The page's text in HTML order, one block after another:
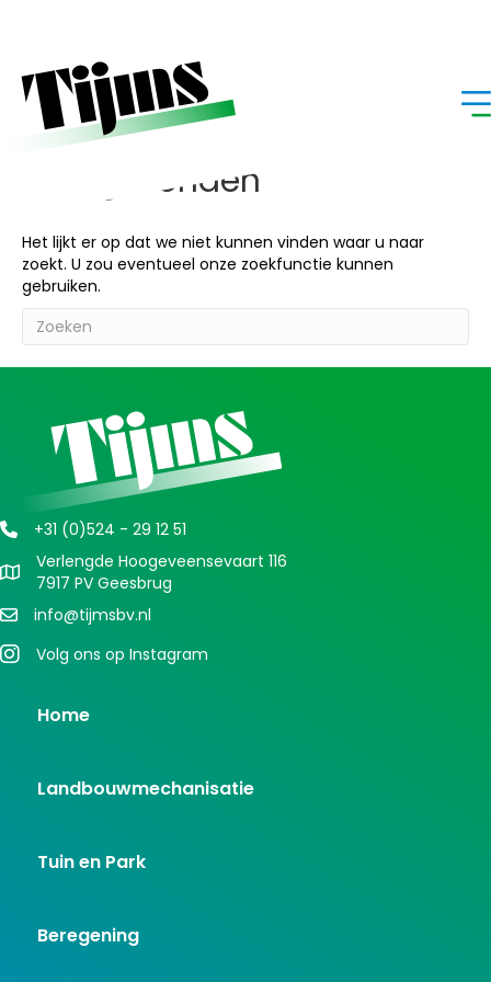
Hudig Beregeningshaspels
Niks gevonden
Het lijkt er op dat we niet kunnen vinden waar u naar
zoekt. U zou eventueel onze zoekfunctie kunnen
gebruiken.
+31 (0)524 - 29 12 51
Verlengde Hoogeveensevaart 116
7917 PV Geesbrug
info@tijmsbv.nl
Volg ons op Instagram
Home
Landbouwmechanisatie
Tuin en Park
Beregening